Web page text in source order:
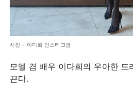
사진 = 이다희 인스타그램
모델 겸 배우 이다희의 우아한 드
끈다.